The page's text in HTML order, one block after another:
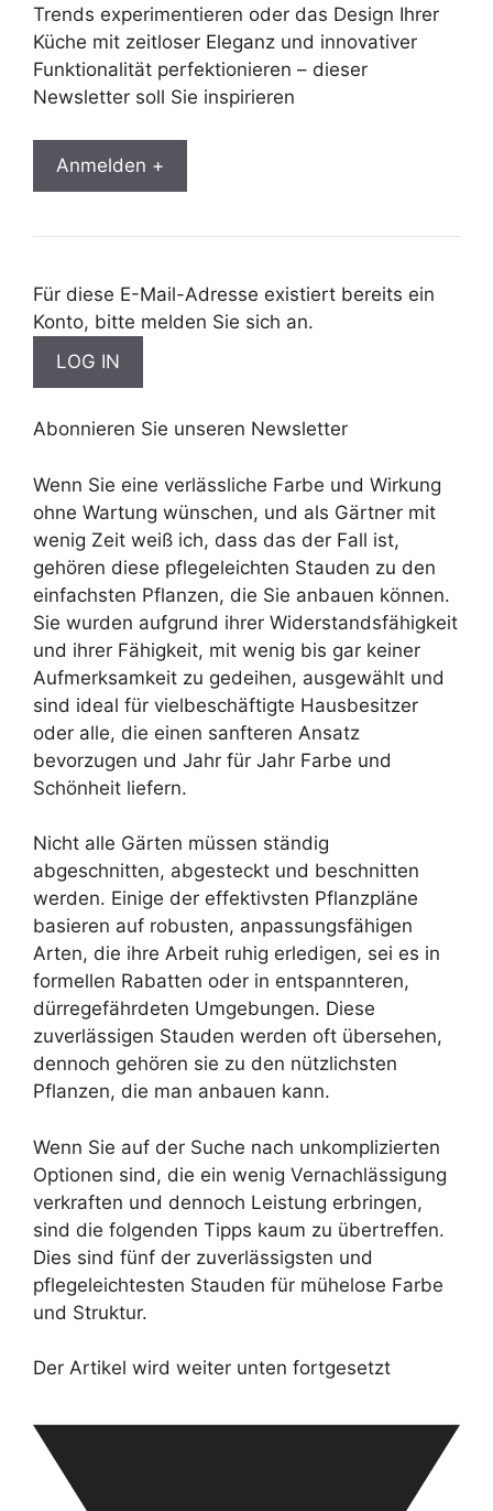
Trends experimentieren oder das Design Ihrer
Küche mit zeitloser Eleganz und innovativer
Funktionalität perfektionieren – dieser
Newsletter soll Sie inspirieren
Anmelden +
Für diese E-Mail-Adresse existiert bereits ein
Konto, bitte melden Sie sich an.
Abonnieren Sie unseren Newsletter
Wenn Sie eine verlässliche Farbe und Wirkung
ohne Wartung wünschen, und als Gärtner mit
wenig Zeit weiß ich, dass das der Fall ist,
gehören diese pflegeleichten Stauden zu den
einfachsten Pflanzen, die Sie anbauen können.
Sie wurden aufgrund ihrer Widerstandsfähigkeit
und ihrer Fähigkeit, mit wenig bis gar keiner
Aufmerksamkeit zu gedeihen, ausgewählt und
sind ideal für vielbeschäftigte Hausbesitzer
oder alle, die einen sanfteren Ansatz
bevorzugen und Jahr für Jahr Farbe und
Schönheit liefern.
Nicht alle Gärten müssen ständig
abgeschnitten, abgesteckt und beschnitten
werden. Einige der effektivsten Pflanzpläne
basieren auf robusten, anpassungsfähigen
Arten, die ihre Arbeit ruhig erledigen, sei es in
formellen Rabatten oder in entspannteren,
dürregefährdeten Umgebungen. Diese
zuverlässigen Stauden werden oft übersehen,
dennoch gehören sie zu den nützlichsten
Pflanzen, die man anbauen kann.
Wenn Sie auf der Suche nach unkomplizierten
Optionen sind, die ein wenig Vernachlässigung
verkraften und dennoch Leistung erbringen,
sind die folgenden Tipps kaum zu übertreffen.
Dies sind fünf der zuverlässigsten und
pflegeleichtesten Stauden für mühelose Farbe
und Struktur.
Der Artikel wird weiter unten fortgesetzt